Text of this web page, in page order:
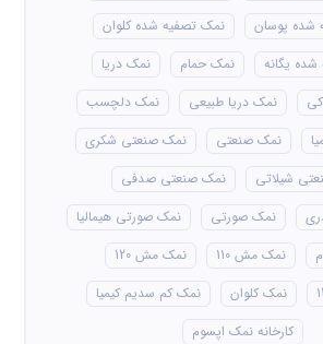
شده پوسان
نمک تصفیه شده کلوان
یگانه
نمک حمام
نمک دریا
نمک دریا طبیعی
نمک دلچسب
نمک صنعتی
نمک صنعتی شکری
شیلاتی
نمک صنعتی صدفی
نمک صورتی
نمک صورتی هیمالیا
نمک مش 110
نمک مش 120
نمک کلوان
نمک کم سدیم کیمیا
کارخانه نمک اپسوم